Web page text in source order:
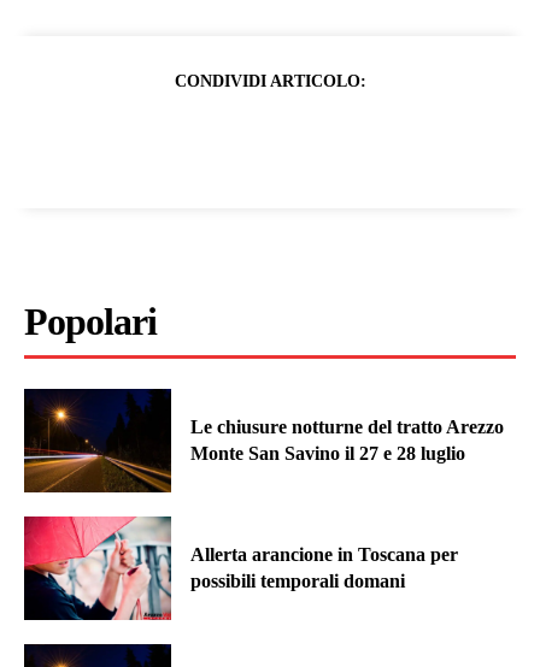
CONDIVIDI ARTICOLO:
Popolari
Le chiusure notturne del tratto Arezzo
Monte San Savino il 27 e 28 luglio
Allerta arancione in Toscana per
possibili temporali domani